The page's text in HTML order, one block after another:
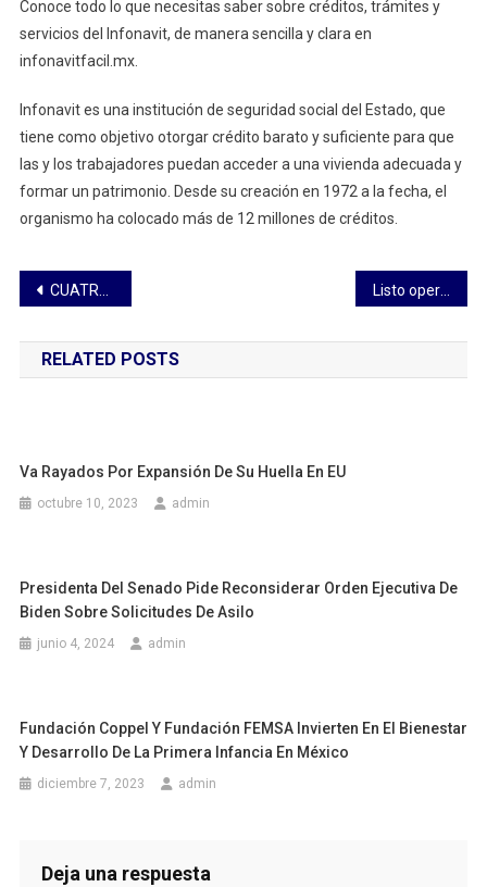
Conoce todo lo que necesitas saber sobre créditos, trámites y
servicios del Infonavit, de manera sencilla y clara en
infonavitfacil.mx.
Infonavit es una institución de seguridad social del Estado, que
tiene como objetivo otorgar crédito barato y suficiente para que
las y los trabajadores puedan acceder a una vivienda adecuada y
formar un patrimonio. Desde su creación en 1972 a la fecha, el
organismo ha colocado más de 12 millones de créditos.
Navegación
de
entradas
CUATRO INTEGRANTES DE “LOS CHICANOS” FUERON DETENIDOS POR LA POLICÍA MUNICIPAL DE PUEBLA Listo operativo para Día de Muertos en Tetla
RELATED POSTS
Va Rayados Por Expansión De Su Huella En EU
octubre 10, 2023 admin
Presidenta Del Senado Pide Reconsiderar Orden Ejecutiva De
Biden Sobre Solicitudes De Asilo
junio 4, 2024 admin
Fundación Coppel Y Fundación FEMSA Invierten En El Bienestar
Y Desarrollo De La Primera Infancia En México
diciembre 7, 2023 admin
Deja una respuesta